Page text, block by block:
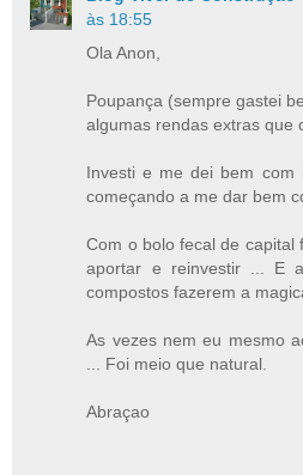
às 18:55
Ola Anon,
Poupança (sempre gastei
algumas rendas extras que
Investi e me dei bem com
começando a me dar bem
Com o bolo fecal de capital
aportar e reinvestir ... E
compostos fazerem a
As vezes nem eu mesmo
... Foi meio que natural.
Abraçao